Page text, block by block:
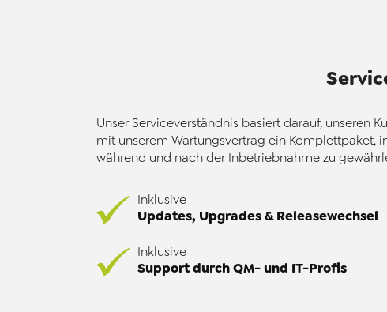
Unser Serviceverständnis basiert darauf, unseren
mit unserem Wartungsvertrag ein Komplettpaket,
während und nach der Inbetriebnahme zu
Inklusive
Updates, Upgrades & Releasewechsel
Inklusive
Support durch QM- und IT-Profis